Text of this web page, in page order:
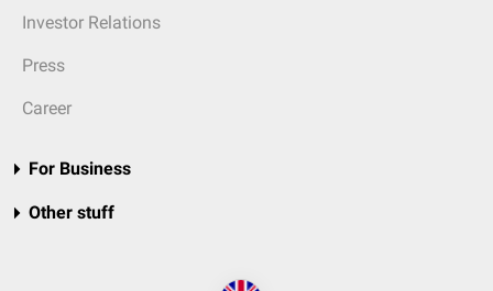
Investor Relations
Press
Career
For Business
Other stuff